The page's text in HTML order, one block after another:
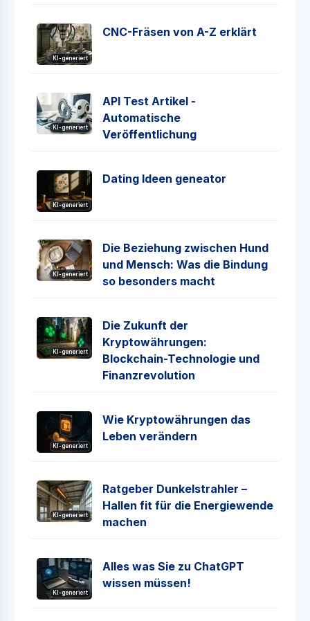
KI-generiert
CNC-Fräsen von A-Z erklärt
KI-generiert
API Test Artikel -
Automatische
Veröffentlichung
KI-generiert
Dating Ideen geneator
KI-generiert
Die Beziehung zwischen Hund
und Mensch: Was die Bindung
so besonders macht
KI-generiert
Die Zukunft der
Kryptowährungen:
Blockchain-Technologie und
Finanzrevolution
KI-generiert
Wie Kryptowährungen das
Leben verändern
KI-generiert
Ratgeber Dunkelstrahler –
Hallen fit für die Energiewende
machen
KI-generiert
Alles was Sie zu ChatGPT
wissen müssen!